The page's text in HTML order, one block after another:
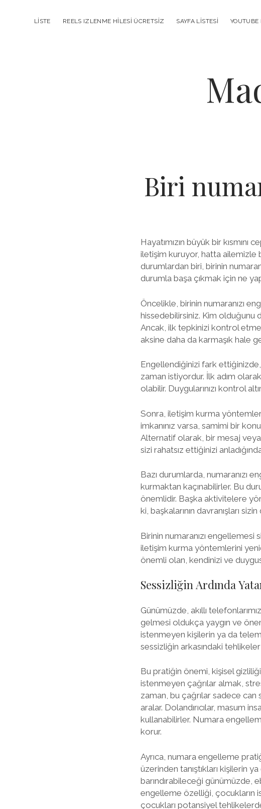
LISTE REELS IZLENME HILESI ÜCRETSIZ SAYFA LISTESI YOUTUBE
Biri
Hayatımızın büyük bir
iletişim kuruyor, hatta ailemizle
durumlardan biri, birinin
durumla başa çıkmak için ne
Öncelikle, birinin numaranızı
hissedebilirsiniz. Kim olduğunu
Ancak, ilk tepkinizi kontrol
aksine daha da karmaşık hale
Engellendiğinizi fark
zaman istiyordur. İlk adım
olabilir. Duygularınızı kontrol
Sonra, iletişim kurma
imkanınız varsa, samimi bir
Alternatif olarak, bir mesaj
sizi rahatsız ettiğinizi
Bazı durumlarda, numaranızı
kurmaktan kaçınabilirler. Bu
önemlidir. Başka aktivitelere
ki, başkalarının davranışları
Birinin numaranızı engellemesi
iletişim kurma yöntemlerini
önemli olan, kendinizi ve
Sessizliğin Ardında
Günümüzde, akıllı
gelmesi oldukça yaygın ve
istenmeyen kişilerin ya da
sessizliğin arkasındaki
Bu pratiğin önemi, kişisel
istenmeyen çağrılar almak,
zaman, bu çağrılar sadece can
aralar. Dolandırıcılar, masum
kullanabilirler. Numara
korur.
Ayrıca, numara engelleme
üzerinden tanıştıkları kişilerin
barındırabileceği günümüzde,
engelleme özelliği, çocukların
çocukları potansiyel